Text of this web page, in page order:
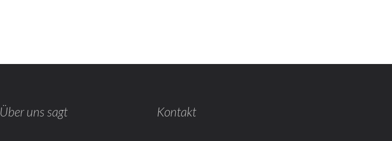
Über uns sagt Kontakt